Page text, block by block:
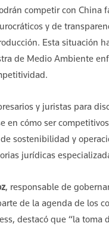
competir con China
y de
Esta situación
de Medio Ambiente
y juristas para
en cómo ser
sostenibilidad y
jurídicas
, responsable de
de la agenda de los
destacó que “la